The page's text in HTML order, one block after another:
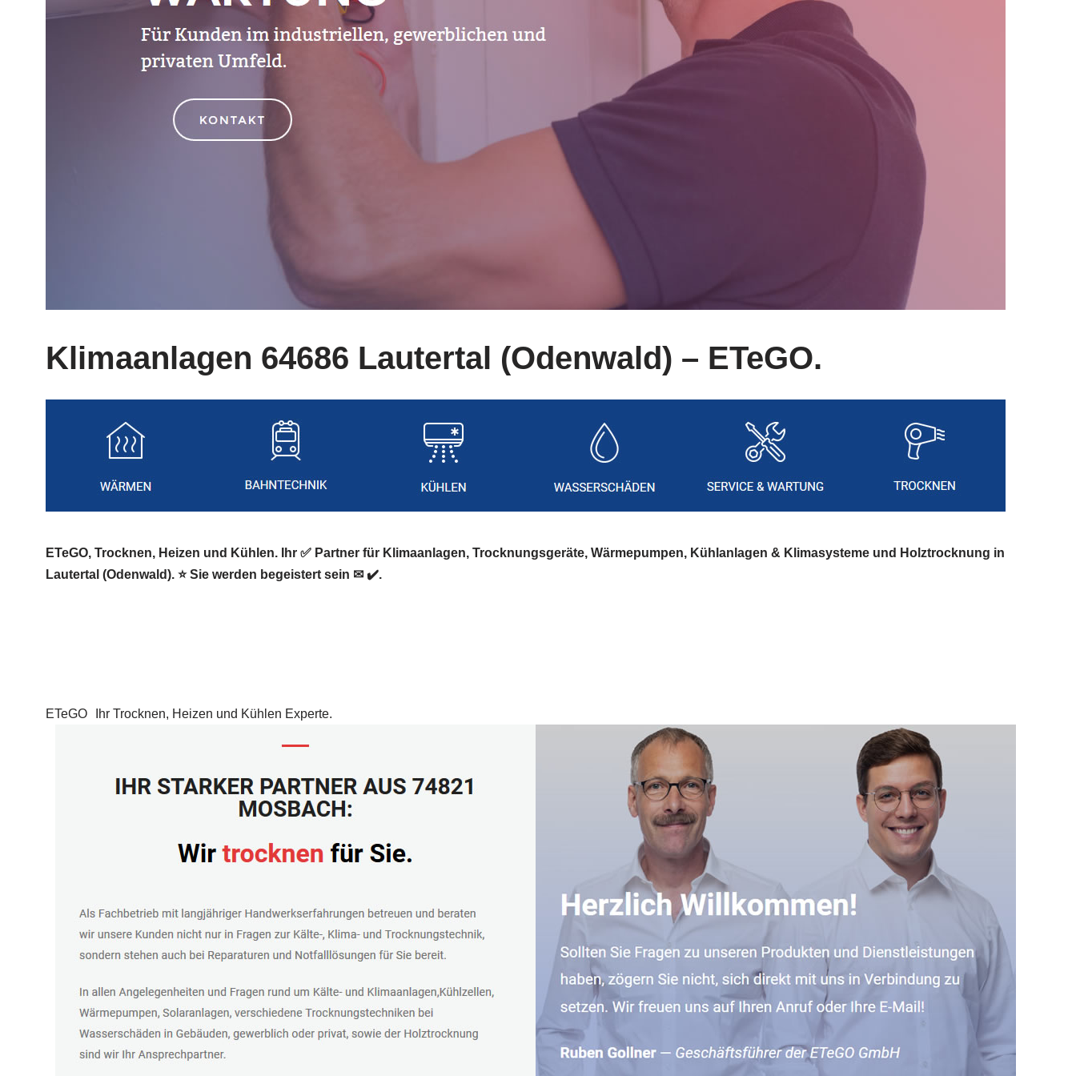
Klimaanlagen 64686 Lautertal (Odenwald) – ETeGO.
ETeGO, Trocknen, Heizen und Kühlen. Ihr ✅ Partner für Klimaanlagen, Trocknungsgeräte, Wärmepumpen, Kühlanlagen & Klimasysteme und Holztrocknung in
Lautertal (Odenwald). ⭐ Sie werden begeistert sein ✉ ✔️.
ETeGO Ihr Trocknen, Heizen und Kühlen Experte.